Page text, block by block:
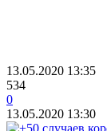
13.05.2020 13:35
534
0
13.05.2020 13:30